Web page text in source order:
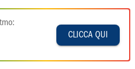
CLICCA QUI